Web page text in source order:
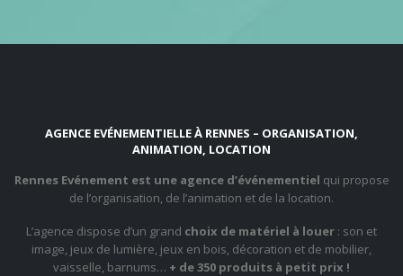
AGENCE EVÉNEMENTIELLE À RENNES – ORGANISATION,
ANIMATION, LOCATION
Rennes Evénement est une agence d’événementiel qui propose
de l’organisation, de l’animation et de la location.
L’agence dispose d’un grand choix de matériel à louer : son et
image, jeux de lumière, jeux en bois, décoration et de mobilier,
vaisselle, barnums… + de 350 produits à petit prix !